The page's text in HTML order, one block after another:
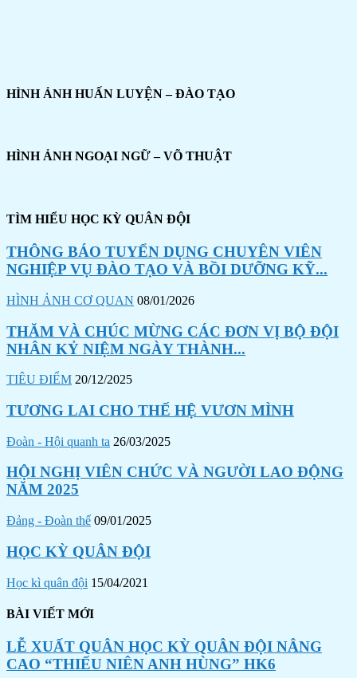
HÌNH ẢNH HUẤN LUYỆN – ĐÀO TẠO
HÌNH ẢNH NGOẠI NGỮ – VÕ THUẬT
TÌM HIỂU HỌC KỲ QUÂN ĐỘI
THÔNG BÁO TUYỂN DỤNG CHUYÊN VIÊN
NGHIỆP VỤ ĐÀO TẠO VÀ BỒI DƯỠNG KỸ...
HÌNH ẢNH CƠ QUAN 08/01/2026
THĂM VÀ CHÚC MỪNG CÁC ĐƠN VỊ BỘ ĐỘI
NHÂN KỶ NIỆM NGÀY THÀNH...
TIÊU ĐIỂM 20/12/2025
TƯƠNG LAI CHO THẾ HỆ VƯƠN MÌNH
Đoàn - Hội quanh ta 26/03/2025
HỘI NGHỊ VIÊN CHỨC VÀ NGƯỜI LAO ĐỘNG
NĂM 2025
Đảng - Đoàn thể 09/01/2025
HỌC KỲ QUÂN ĐỘI
Học kì quân đội 15/04/2021
BÀI VIẾT MỚI
LỄ XUẤT QUÂN HỌC KỲ QUÂN ĐỘI NÂNG
CAO “THIẾU NIÊN ANH HÙNG” HK6